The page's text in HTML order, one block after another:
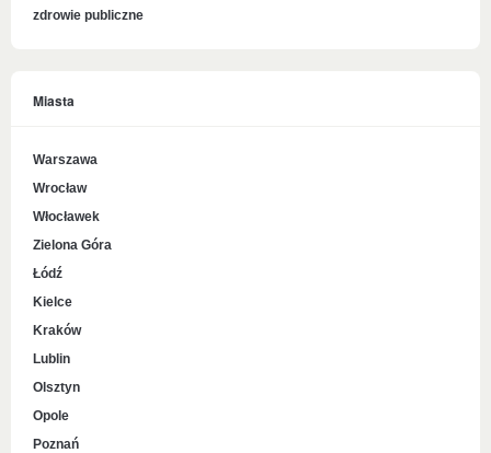
zdrowie publiczne
Miasta
Warszawa
Wrocław
Włocławek
Zielona Góra
Łódź
Kielce
Kraków
Lublin
Olsztyn
Opole
Poznań